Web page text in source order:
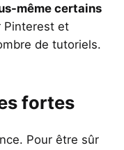
même certains
Pinterest et
de tutoriels.
fortes
Pour être sûr